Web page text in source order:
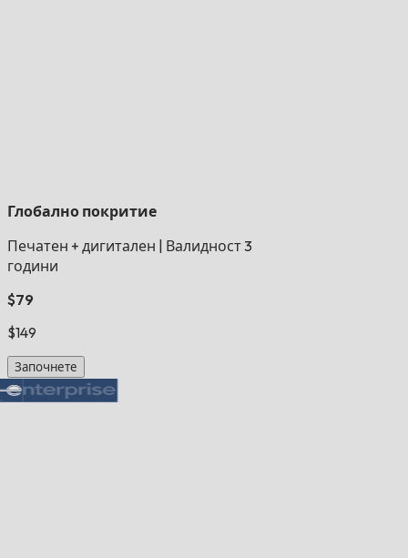
Глобално покритие
Печатен + дигитален
Валидност 3
години
$79
$149
Започнете